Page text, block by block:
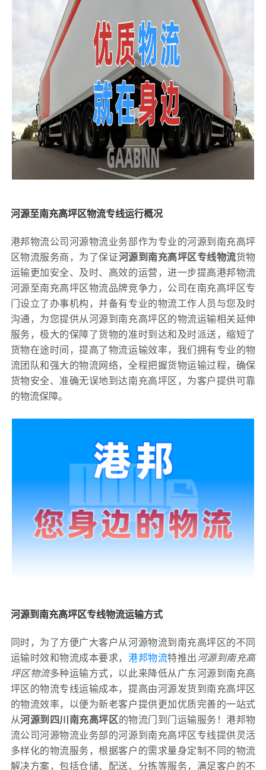
河源至南充高坪区物流专线运行概况
港邦物流公司河源物流业务部作为专业的河源到南充高坪
区物流服务商，为了保证河源到南充高坪区专线物流货物
运输更加安全、及时、高效的运营，进一步提高港邦物流
河源至南充高坪区物流品牌竞争力，公司在南充高坪区专
门设立了办事机构，并备有专业的物流工作人员与您及时
沟通，为您提供从河源到南充高坪区的物流运输相关延伸
服务，极大的保障了货物的准时到达和及时派送，缩短了
货物在途时间，提高了物流运输效率，我们拥有专业的物
流团队和强大的物流网络，全程把握货物运输过程，确保
货物安全、准确无误地到达南充高坪区，为客户提供可靠
的物流保障。
河源到南充高坪区专线物流运输方式
同时，为了方便广大客户从河源物流到南充高坪区的不同
运输时效和物流成本要求， 港邦物流特推出 河源到南充高
坪区物流多种运输方式，以此来降低从广东河源到南充高
坪区的物流专线运输成本，提高由河源发货到南充高坪区
的物流效率，以便为新老客户提供更加优质完善的一站式
从河源到四川南充高坪区的物流门到门运输服务！港邦物
流公司河源物流业务部的河源到南充高坪区专线提供灵活
多样化的物流服务，根据客户的需求量身定制不同的物流
解决方案，包括仓储、配送、分拣等服务，满足客户的不